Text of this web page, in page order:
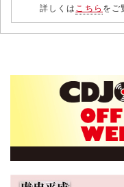
詳しくは こちら をご